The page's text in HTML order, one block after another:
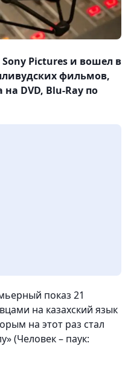
Pictures и вошел в
фильмов,
DVD, Blu-Ray по
показ 21
на казахский язык
на этот раз стал
(Человек – паук: